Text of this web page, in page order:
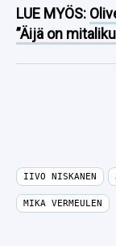
LUE MYÖS:
”Äijä on
IIVO NISKANEN
MIKA VERMEULEN